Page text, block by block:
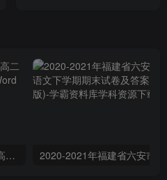
2019-2020年北京市西城区高二物理上学期期末试题及答案(Word版)